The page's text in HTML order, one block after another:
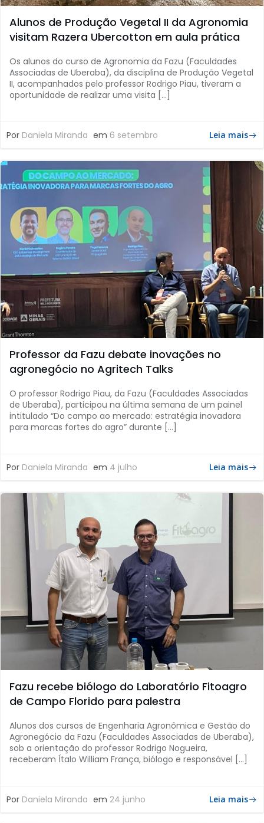
Alunos de Produção Vegetal II da Agronomia
visitam Razera Ubercotton em aula prática
Os alunos do curso de Agronomia da Fazu (Faculdades
Associadas de Uberaba), da disciplina de Produção Vegetal
II, acompanhados pelo professor Rodrigo Piau, tiveram a
oportunidade de realizar uma visita […]
Por Daniela Miranda em 6 setembro Leia mais
Professor da Fazu debate inovações no
agronegócio no Agritech Talks
O professor Rodrigo Piau, da Fazu (Faculdades Associadas
de Uberaba), participou na última semana de um painel
intitulado “Do campo ao mercado: estratégia inovadora
para marcas fortes do agro” durante […]
Por Daniela Miranda em 4 julho Leia mais
Fazu recebe biólogo do Laboratório Fitoagro
de Campo Florido para palestra
Alunos dos cursos de Engenharia Agronômica e Gestão do
Agronegócio da Fazu (Faculdades Associadas de Uberaba),
sob a orientação do professor Rodrigo Nogueira,
receberam Ítalo William França, biólogo e responsável […]
Por Daniela Miranda em 24 junho Leia mais